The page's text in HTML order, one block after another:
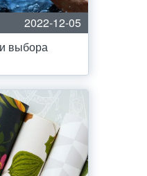
2022-12-05
выбора